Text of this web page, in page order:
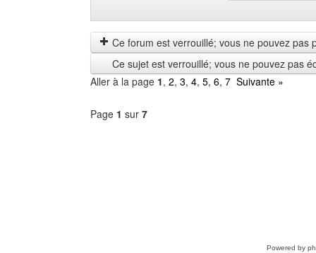
les
messages
depuis
by
Ce forum est verrouillé; vous ne pouvez pas
Ce sujet est verrouillé; vous ne pouvez pas
Aller à la page 1, 2, 3, 4, 5, 6, 7 Suivante »
Page 1 sur 7
Powered by